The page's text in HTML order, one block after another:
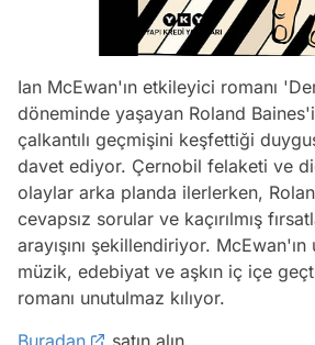
Ian McEwan'ın etkileyici romanı
döneminde yaşayan Roland
çalkantılı geçmişini keşfettiği
davet ediyor. Çernobil felaketi ve
olaylar arka planda ilerlerken,
cevapsız sorular ve kaçırılmış
arayışını şekillendiriyor. McEwan'ın
müzik, edebiyat ve aşkın iç içe
romanı unutulmaz kılıyor.
Buradan
satın alın.